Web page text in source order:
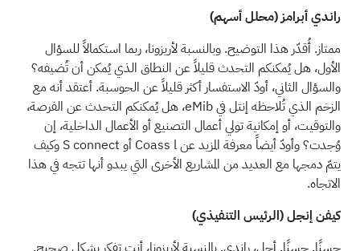
راندي أبرامز (محلل أسهم)
ممتاز. أُقدّر هذا التوضيح. وبالنسبة لأريزونا، ربما استكمالاً للسؤال
الأول، هل يُمكنكم التحدث قليلاً عن النطاق الذي يُمكن أن تُضيفه؟
والسؤال الثاني، أودّ الاستفسار أكثر قليلاً عن الحوسبة. أعتقد أنه مع
الزخم الذي تُلاحظه إنتل في eMib، هل يُمكنكم التحدث عن الفرصة،
والتوقيت، أو إمكانية تولي أعمال التصنيع أو الأعمال الداخلية، إن
وُجدت؟ وأودّ أيضاً معرفة المزيد عن Coass l أو S connect وكيف
يتمّ دمجها مع العديد من المشاريع الأخرى التي يبدو أنها تتجه في هذا
الاتجاه.
كيفن إنجل (الرئيس التنفيذي)